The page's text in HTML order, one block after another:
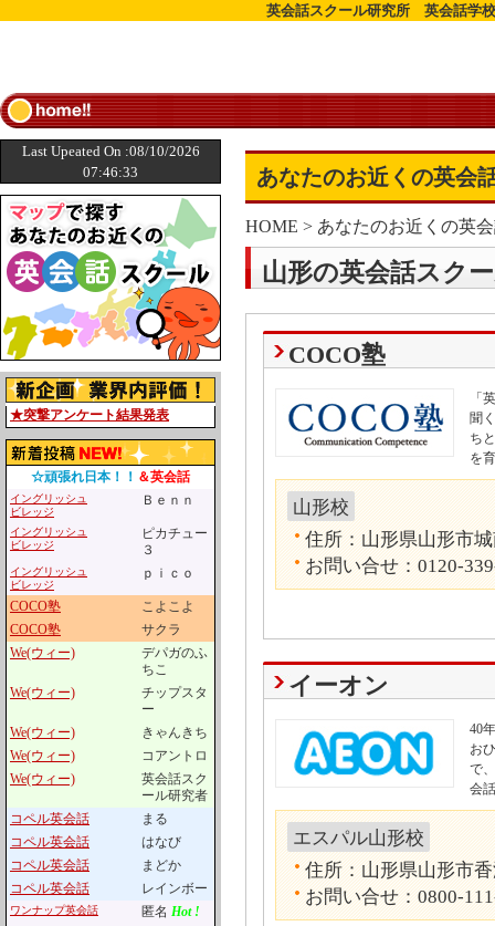
英会話スクール研究所 英会話学
Last Upeated On :08/10/2026
07:46:33
★突撃アンケート結果発表
☆頑張れ日本！！ ＆英会話
イングリッシュ
ビレッジ
Ｂｅｎｎ
イングリッシュ
ビレッジ
ピカチュー
３
イングリッシュ
ビレッジ
ｐｉｃｏ
COCO塾
こよこよ
COCO塾
サクラ
We(ウィー)
デパガのふ
ちこ
We(ウィー)
チップスタ
ー
We(ウィー)
きゃんきち
We(ウィー)
コアントロ
We(ウィー)
英会話スク
ール研究者
コペル英会話
まる
コペル英会話
はなび
コペル英会話
まどか
コペル英会話
レインボー
ワンナップ英会話 匿名 Hot !
あなたのお近くの英会
HOME > あなたのお近くの英
山形の英会話スク
COCO塾
「
聞
ち
を
山形校
住所：山形県山形市
お問い合せ：0120-
イーオン
40
お
で
会
エスパル山形校
住所：山形県山形市
お問い合せ：0800-